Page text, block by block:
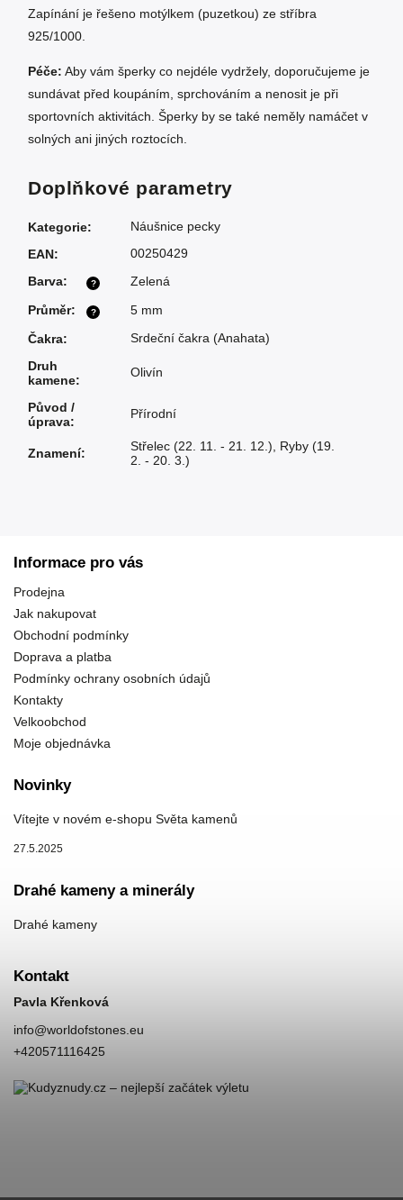
Zapínání je řešeno motýlkem (puzetkou) ze stříbra
925/1000.
Péče: Aby vám šperky co nejdéle vydržely, doporučujeme je
sundávat před koupáním, sprchováním a nenosit je při
sportovních aktivitách. Šperky by se také neměly namáčet v
solných ani jiných roztocích.
Doplňkové parametry
Kategorie:
Náušnice pecky
EAN: 00250429
?
Barva: Zelená
?
Průměr:
5 mm
Čakra:
Srdeční čakra (Anahata)
Druh
kamene:
Olivín
Původ /
úprava:
Přírodní
Znamení: Střelec (22. 11. - 21. 12.)
Ryby (19.
2. - 20. 3.)
Informace pro vás
Prodejna
Jak nakupovat
Obchodní podmínky
Doprava a platba
Podmínky ochrany osobních údajů
Kontakty
Velkoobchod
Moje objednávka
Novinky
Vítejte v novém e-shopu Světa kamenů
27.5.2025
Drahé kameny a minerály
Drahé kameny
Kontakt
Pavla Křenková
info@worldofstones.eu
+420571116425